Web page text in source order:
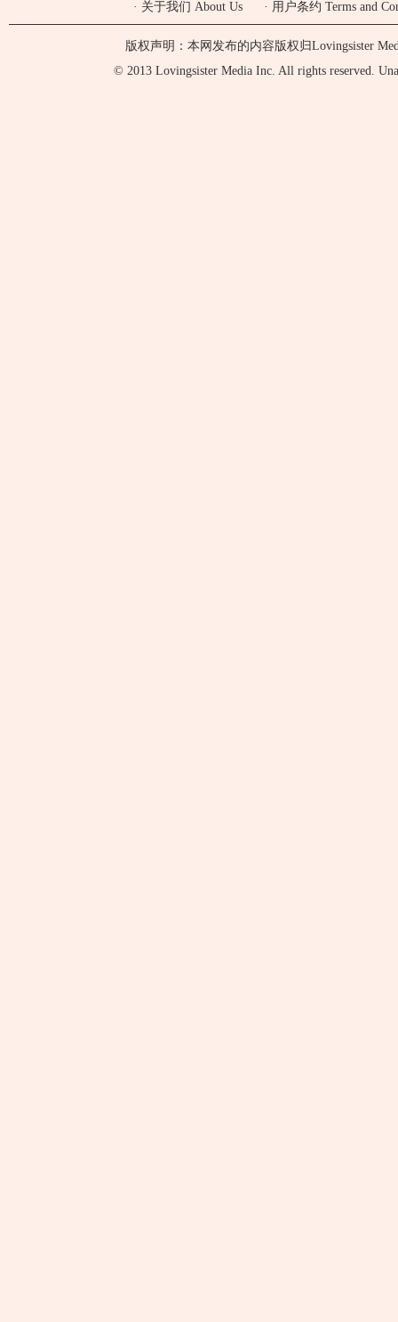
· 关于我们 About Us · 用户条约 Terms and
版权声明：本网发布的内容版权归Lovingsister
© 2013 Lovingsister Media Inc. All rights reserved.